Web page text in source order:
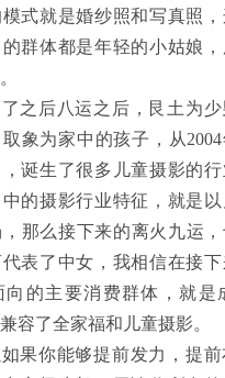
式就是婚纱照和写真照
群体都是年轻的小姑娘
之后八运之后，艮土为
象为家中的孩子，从
，诞生了很多儿童摄影的
的摄影行业特征，就是
那么接下来的离火九运，
表了中女，我相信在接
向的主要消费群体，就是
容了全家福和儿童摄影。
果你能够提前发力，提